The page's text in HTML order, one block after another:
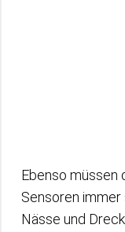
Ebenso müssen
Sensoren
Nässe und